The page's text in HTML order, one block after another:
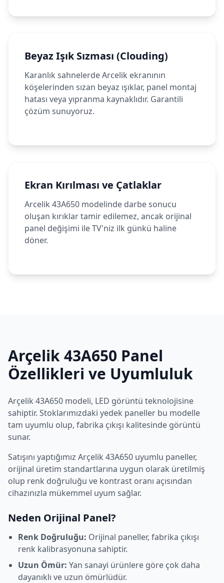
Beyaz Işık Sızması (Clouding)
Karanlık sahnelerde Arcelik ekranının
köşelerinden sızan beyaz ışıklar, panel montaj
hatası veya yıpranma kaynaklıdır. Garantili
çözüm sunuyoruz.
Ekran Kırılması ve Çatlaklar
Arcelik 43A650 modelinde darbe sonucu
oluşan kırıklar tamir edilemez, ancak orijinal
panel değişimi ile TV'niz ilk günkü haline
döner.
Arçelik43A650 Panel
Özellikleri ve Uyumluluk
Arçelik 43A650 modeli, LED görüntü teknolojisine
sahiptir. Stoklarımızdaki yedek paneller bu modelle
tam uyumlu olup, fabrika çıkışı kalitesinde görüntü
sunar.
Satışını yaptığımız Arçelik 43A650 uyumlu paneller,
orijinal üretim standartlarına uygun olarak üretilmiş
olup renk doğruluğu ve kontrast oranı açısından
cihazınızla mükemmel uyum sağlar.
Neden Orijinal Panel?
Renk Doğruluğu: Orijinal paneller, fabrika çıkışı
renk kalibrasyonuna sahiptir.
Uzun Ömür: Yan sanayi ürünlere göre çok daha
dayanıklı ve uzun ömürlüdür.